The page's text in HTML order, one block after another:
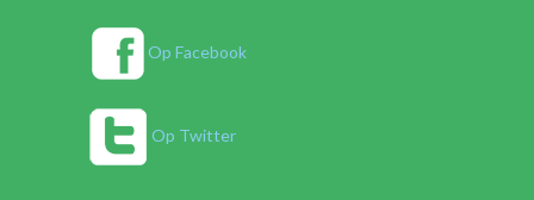
Op Facebook
Op Twitter